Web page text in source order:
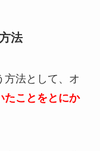
法
方法として、オ
たことをとにか